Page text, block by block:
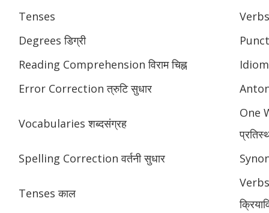
Tenses
Degrees डिग्री
Reading Comprehension विराम चिह्न
Error Correction त्रुटि सुधार
Vocabularies शब्दसंग्रह
One
Spelling Correction वर्तनी सुधार
Tenses काल